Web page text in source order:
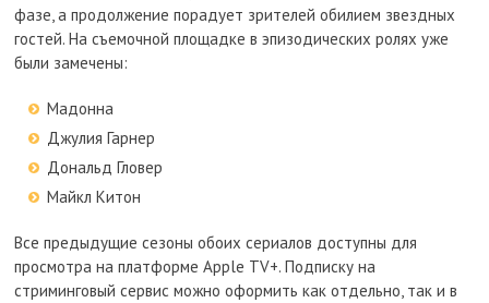
фазе, а продолжение порадует зрителей обилием звездных
гостей. На съемочной площадке в эпизодических ролях уже
были замечены:
Мадонна
Джулия Гарнер
Дональд Гловер
Майкл Китон
Все предыдущие сезоны обоих сериалов доступны для
просмотра на платформе Apple TV+. Подписку на
стриминговый сервис можно оформить как отдельно, так и в